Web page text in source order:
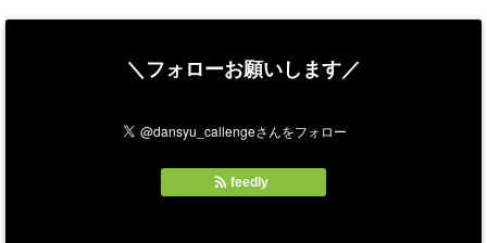
＼フォローお願いします／
feedly